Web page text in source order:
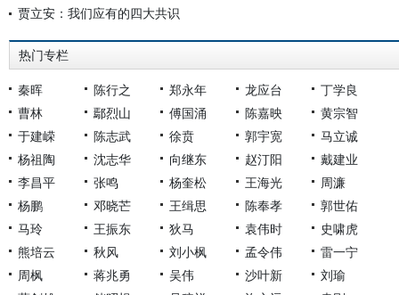
贾立安：我们应有的四大共识
热门专栏
秦晖 陈行之 郑永年 龙应台
丁学良
曹林
鄢烈山 傅国涌 陈嘉映
黄宗智
于建嵘
陈志武 徐贲 郭宇宽
马立诚
杨祖陶
沈志华 向继东 赵汀阳
戴建业
李昌平
张鸣 杨奎松 王海光
周濂
杨鹏
邓晓芒 王缉思 陈奉孝
郭世佑
马玲
王振东 狄马 袁伟时
史啸虎
熊培云
秋风 刘小枫 孟令伟
雷一宁
周枫
蒋兆勇 吴伟 沙叶新
刘瑜